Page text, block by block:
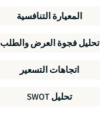
المعيارة التنافسية
تحليل فجوة العرض والطلب
اتجاهات التسعير
تحليل SWOT